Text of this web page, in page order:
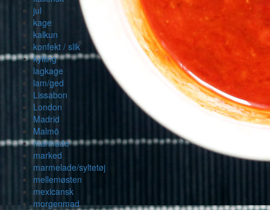
jul
kage
kalkun
konfekt / slik
kylling
lagkage
lam/ged
Lissabon
London
Madrid
Malmö
marinade
marked
marmelade/syltetøj
mellemøsten
mexicansk
morgenmad